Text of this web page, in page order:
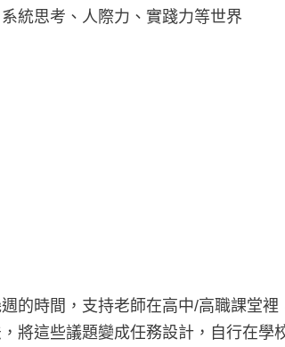
統思考、人際力、實踐力等世界
的時間，支持老師在高中/高職課堂裡
將這些議題變成任務設計，自行在學